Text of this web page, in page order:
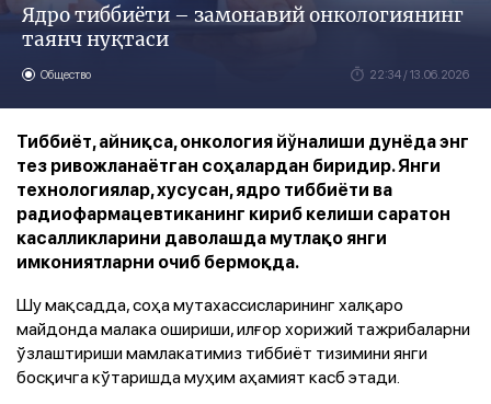
Ядро тиббиёти – замонавий онкологиянинг
таянч нуқтаси
Общество 22:34 / 13.06.2026
Тиббиёт, айниқса, онкология йўналиши дунёда энг
тез ривожланаётган соҳалардан биридир. Янги
технологиялар, хусусан, ядро тиббиёти ва
радиофармацевтиканинг кириб келиши саратон
касалликларини даволашда мутлақо янги
имкониятларни очиб бермоқда.
Шу мақсадда, соҳа мутахассисларининг халқаро
майдонда малака ошириши, илғор хорижий тажрибаларни
ўзлаштириши мамлакатимиз тиббиёт тизимини янги
босқичга кўтаришда муҳим аҳамият касб этади.